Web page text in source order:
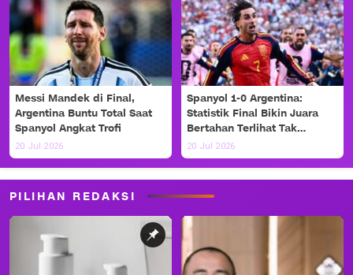
Messi Mandek di Final,
Argentina Buntu Total Saat
Spanyol Angkat Trofi
20 Jul 2026
Spanyol 1-0 Argentina:
Statistik Final Bikin Juara
Bertahan Terlihat Tak
Berdaya
20 Jul 2026
PILIHAN REDAKSI